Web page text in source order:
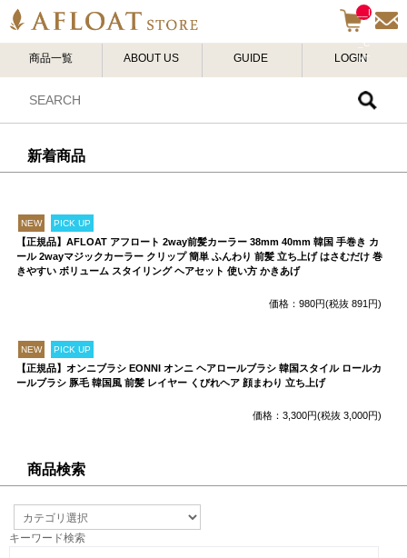
__I
TM
_C
NT
商品一覧 ABOUT US GUIDE LOGIN
新着商品
NEW PICK UP
【正規品】AFLOAT アフロート 2way前髪カーラー 38mm 40mm 韓国 手巻き カ
ール 2wayマジックカーラー クリップ 簡単 ふんわり 前髪 立ち上げ はさむだけ 巻
きやすい ボリューム スタイリング ヘアセット 使い方 かきあげ
価格：980円(税抜 891円)
NEW PICK UP
【正規品】オンニブラシ EONNI オンニ ヘアロールブラシ 韓国スタイル ロールカ
ールブラシ 豚毛 韓国風 前髪 レイヤー くびれヘア 顔まわり 立ち上げ
価格：3,300円(税抜 3,000円)
商品検索
キーワード検索